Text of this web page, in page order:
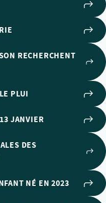
RECHERCHENT
PLUI
JANVIER
DES
NÉ EN 2023